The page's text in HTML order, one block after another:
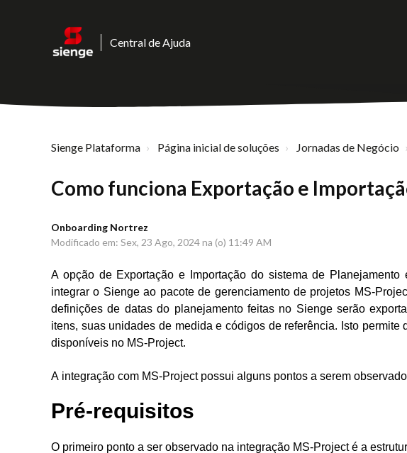
Central de Ajuda
Sienge Plataforma Página inicial de soluções Jornadas de Negócio
Como funciona Exportação e
Onboarding Nortrez
Modificado em: Sex, 23 Ago, 2024 na (o) 11:49 AM
A opção de Exportação e Importação do sistema de Planejamento
integrar o Sienge ao pacote de gerenciamento de projetos MS-
definições de datas do planejamento feitas no Sienge serão
itens, suas unidades de medida e códigos de referência. Isto
disponíveis no MS-Project.
A integração com MS-Projectpossui alguns pontos a serem
Pré-requisitos
O primeiro ponto a ser observado na integração MS-Project é a